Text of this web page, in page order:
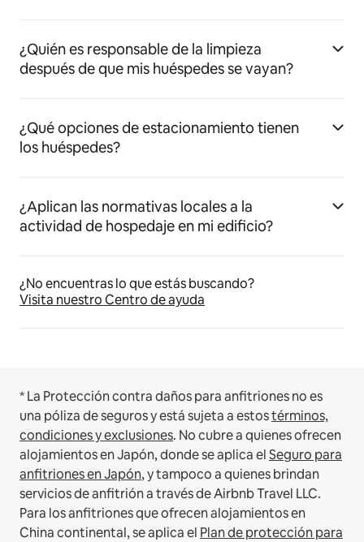
¿Quién es responsable de la limpieza
después de que mis huéspedes se vayan?
¿Qué opciones de estacionamiento tienen
los huéspedes?
¿Aplican las normativas locales a la
actividad de hospedaje en mi edificio?
¿No encuentras lo que estás buscando?
Visita nuestro Centro de ayuda
* La Protección contra daños para anfitriones no es
una póliza de seguros y está sujeta a estostérminos,
condiciones y exclusiones. No cubre a quienes ofrecen
alojamientos en Japón, donde se aplica elSeguro para
anfitriones en Japón, y tampoco a quienes brindan
servicios de anfitrión a través de Airbnb Travel LLC.
Para los anfitriones que ofrecen alojamientos en
China continental, se aplica el Plan de protección para